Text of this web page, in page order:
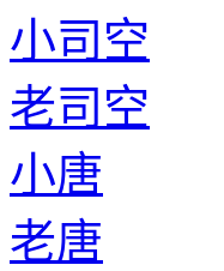
小司空
老司空
小唐
老唐